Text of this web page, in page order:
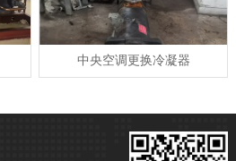
中央空调更换冷凝器